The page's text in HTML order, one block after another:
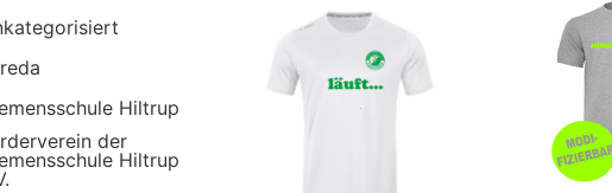
Hiltrup
der
Hiltrup